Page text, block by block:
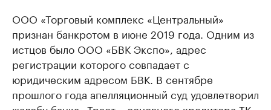
ООО «Торговый комплекс «Центральный»
признан банкротом в июне 2019 года. Одним из
истцов было ООО «БВК Экспо», адрес
регистрации которого совпадает с
юридическим адресом БВК. В сентябре
прошлого года апелляционный суд удовлетворил